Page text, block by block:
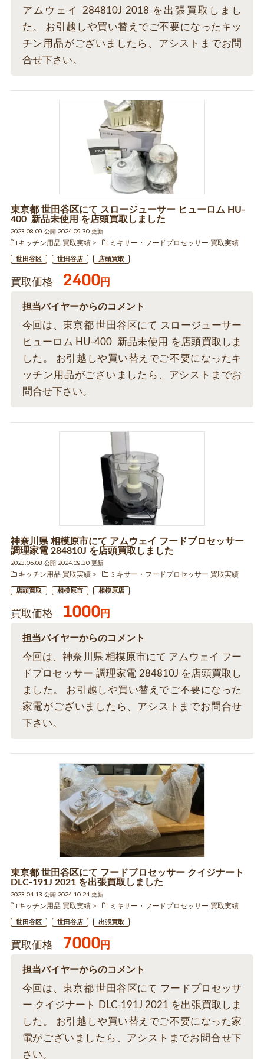
アムウェイ 284810J 2018 を出張買取しまし
た。 お引越しや買い替えでご不要になったキッ
チン用品がございましたら、アシストまでお問
合せ下さい。
東京都 世田谷区にて スロージューサー ヒューロム HU-
400 新品未使用 を店頭買取しました
2023.08.09 公開 2024.09.30 更新
キッチン用品 買取実績
ミキサー・フードプロセッサー 買取実績
世田谷区 世田谷店 店頭買取
買取価格 2400円
担当バイヤーからのコメント
今回は、東京都 世田谷区にて スロージューサー
ヒューロム HU-400 新品未使用 を店頭買取しま
した。 お引越しや買い替えでご不要になったキ
ッチン用品がございましたら、アシストまでお
問合せ下さい。
神奈川県 相模原市にて アムウェイ フードプロセッサー
調理家電 284810J を店頭買取しました
2023.06.08 公開 2024.09.30 更新
キッチン用品 買取実績
ミキサー・フードプロセッサー 買取実績
店頭買取 相模原市 相模原店
買取価格 1000円
担当バイヤーからのコメント
今回は、神奈川県 相模原市にて アムウェイ フー
ドプロセッサー 調理家電 284810J を店頭買取し
ました。 お引越しや買い替えでご不要になった
家電がございましたら、アシストまでお問合せ
下さい。
東京都 世田谷区にて フードプロセッサー クイジナート
DLC-191J 2021 を出張買取しました
2023.04.13 公開 2024.10.24 更新
キッチン用品 買取実績
ミキサー・フードプロセッサー 買取実績
世田谷区 世田谷店 出張買取
買取価格 7000円
担当バイヤーからのコメント
今回は、東京都 世田谷区にて フードプロセッサ
ー クイジナート DLC-191J 2021 を出張買取しま
した。 お引越しや買い替えでご不要になった家
電がございましたら、アシストまでお問合せ下
さい。